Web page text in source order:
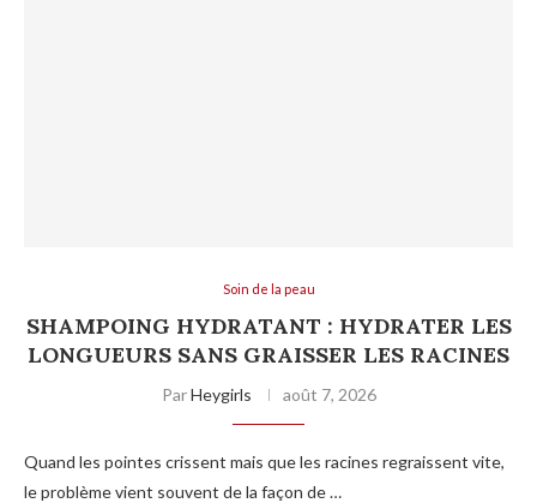
Soin de la peau
SHAMPOING HYDRATANT : HYDRATER LES
LONGUEURS SANS GRAISSER LES RACINES
ParHeygirls août 7, 2026
Quand les pointes crissent mais que les racines regraissent vite,
le problème vient souvent de la façon de …